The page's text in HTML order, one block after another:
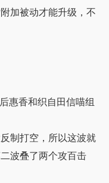
加被动才能升级，不
惠香和织自田信喵组
制打空，所以这波就
波叠了两个攻百击